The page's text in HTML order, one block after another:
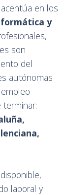
en los
y
son
del
autónomas
laboral y